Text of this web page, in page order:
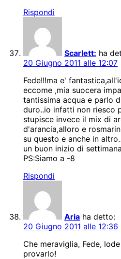
Rispondi
Scarlett: ha
20 Giugno 2011 alle 12:07
Fede!!!ma e'
eccome ,mia suocera
tantissima acqua e parlo
duro..io infatti non riesco
stupisce invece il mix di
d'arancia,alloro e
su questo e anche in
un buon inizio di
PS:Siamo a -8
Rispondi
Aria ha detto:
20 Giugno 2011 alle 12:36
Che meraviglia, Fede,
provarlo!